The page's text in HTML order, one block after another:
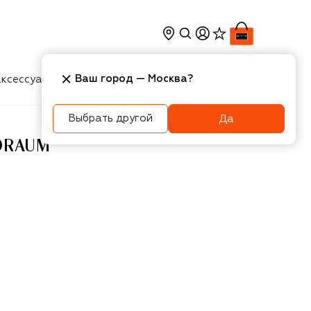
Косметика Интерьер
Ваш город — Москва?
Выбрать другой Да